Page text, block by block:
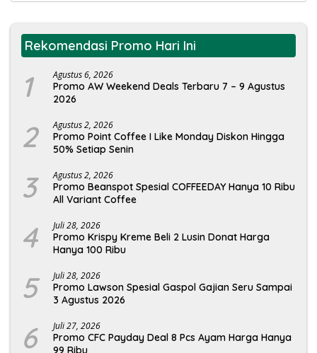
Rekomendasi Promo Hari Ini
1 Agustus 6, 2026
Promo AW Weekend Deals Terbaru 7 – 9 Agustus
2026
2 Agustus 2, 2026
Promo Point Coffee I Like Monday Diskon Hingga
50% Setiap Senin
3 Agustus 2, 2026
Promo Beanspot Spesial COFFEEDAY Hanya 10 Ribu
All Variant Coffee
4 Juli 28, 2026
Promo Krispy Kreme Beli 2 Lusin Donat Harga
Hanya 100 Ribu
5 Juli 28, 2026
Promo Lawson Spesial Gaspol Gajian Seru Sampai
3 Agustus 2026
6 Juli 27, 2026
Promo CFC Payday Deal 8 Pcs Ayam Harga Hanya
99 Ribu